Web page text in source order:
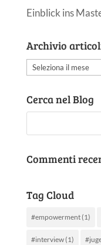
Einblick ins
Archivio
Archivio
Cerca nel Blog
Commenti
Tag Cloud
#empowerment(1)
#interview(1)